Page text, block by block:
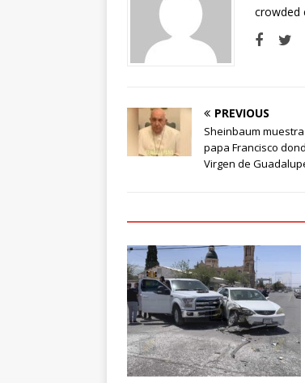
crowded
PREVIOUS
Sheinbaum
papa Francisco
Virgen de